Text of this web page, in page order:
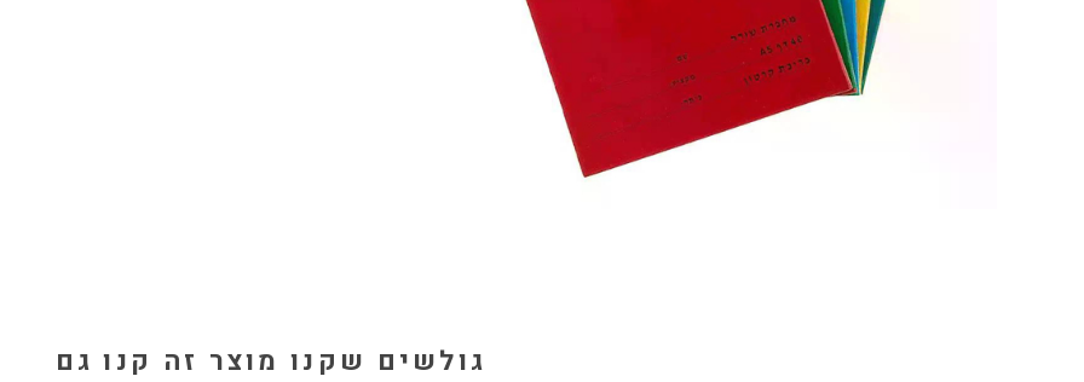
גולשים שקנו מוצר זה קנו גם